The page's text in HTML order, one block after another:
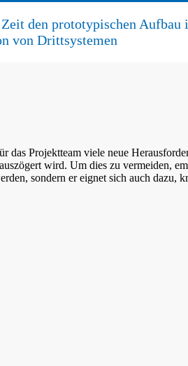
den prototypischen
von Drittsystemen
das Projektteam viele neue
wird. Um dies zu
sondern er eignet sich auch